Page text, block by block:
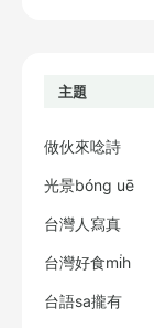
主題
做伙來唸詩
光景bóng uē
台灣人寫真
台灣好食mi̍h
台語sa攏有